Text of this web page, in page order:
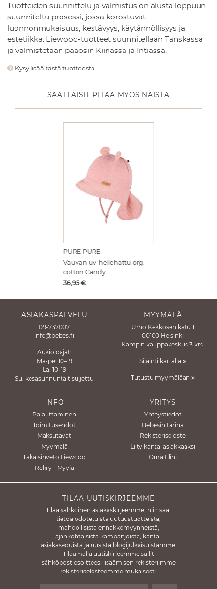
Tuotteiden suunnittelu ja valmistus on alusta loppuun
suunniteltu prosessi, jossa korostuvat
luonnonmukaisuus, kestävyys, käytännöllisyys ja
estetiikka. Liewood-tuotteet suunnitellaan Tanskassa
ja valmistetaan pääosin Kiinassa ja Intiassa.
Kysy lisää tästä tuotteesta
SAATTAISIT PITÄÄ MYÖS NÄISTÄ
PURE PURE
Vauvan uv-hellehattu org.
cotton Candy
Hinta
36,95€
ASIAKASPALVELU
09-737007
info@bebes.fi
Aukioloajat:
Ma-pe: 10–19
La: 10–19
Su: kesäsunnuntait suljettu
MYYMÄLÄ
Urho Kekkosen katu 1
00100 Helsinki
Kampin kauppakeskus 3 krs.
Sijainti kartalla
Tutustu myymälään
INFO
Palauttaminen
Toimitusehdot
Maksutavat
Myymälä
Takaisinveto Liewood
Rekry - Myyjä
YRITYS
Yhteystiedot
Bebesin tarina
Rekisteriseloste
Liity kanta-asiakkaaksi
Oma tilini
TILAA UUTISKIRJEEMME
Tilaa sähköinen asiakaskirjeemme, niin saat
tietoa odotetuista uutuustuotteista,
mahdollisista ennakkomyynneistä,
ajankohtaisista kampanjoista, kanta-
asiakaseduista ja uusista blogijulkaisuistamme.
Tilaamalla uutiskirjeemme sallit
sähköpostiosoitteesi lisäämisen rekisteriimme
rekisteriselosteemme mukaisesti.